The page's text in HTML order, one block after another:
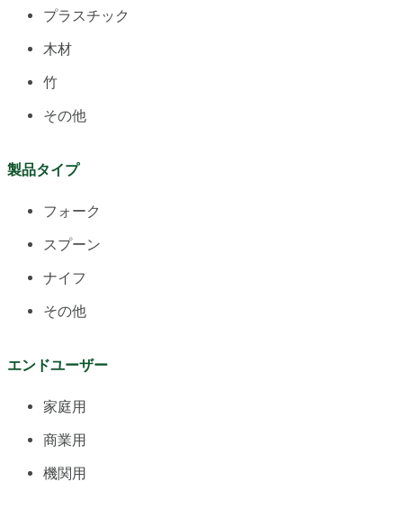
プラスチック
木材
竹
その他
製品タイプ
フォーク
スプーン
ナイフ
その他
エンドユーザー
家庭用
商業用
機関用